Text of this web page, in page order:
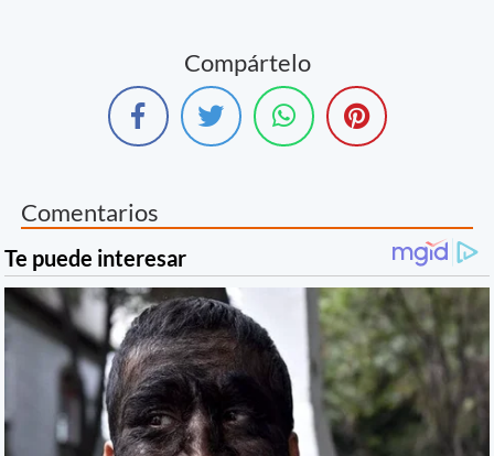
Compártelo
Comentarios